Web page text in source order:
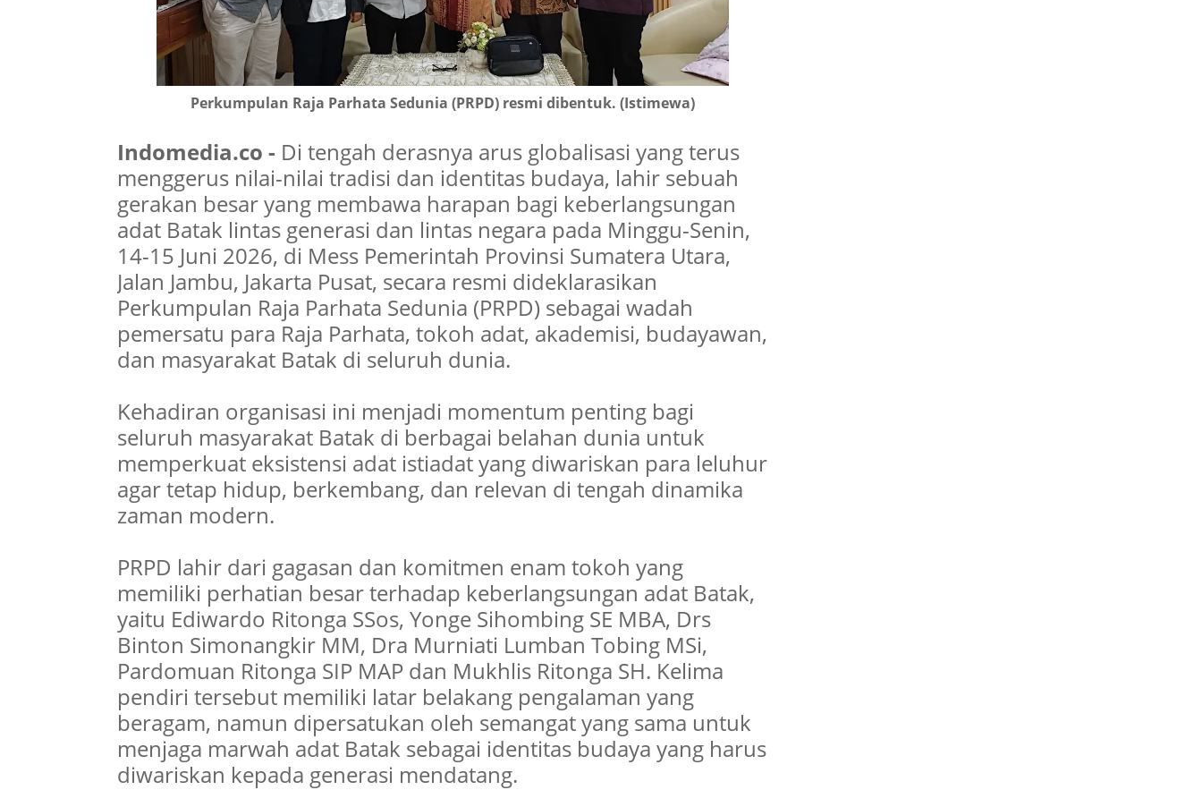
Perkumpulan Raja Parhata Sedunia (PRPD) resmi dibentuk. (Istimewa)
Indomedia.co - Di tengah derasnya arus globalisasi yang terus
menggerus nilai-nilai tradisi dan identitas budaya, lahir sebuah
gerakan besar yang membawa harapan bagi keberlangsungan
adat Batak lintas generasi dan lintas negara pada Minggu-Senin,
14-15 Juni 2026, di Mess Pemerintah Provinsi Sumatera Utara,
Jalan Jambu, Jakarta Pusat, secara resmi dideklarasikan
Perkumpulan Raja Parhata Sedunia (PRPD) sebagai wadah
pemersatu para Raja Parhata, tokoh adat, akademisi, budayawan,
dan masyarakat Batak di seluruh dunia.
Kehadiran organisasi ini menjadi momentum penting bagi
seluruh masyarakat Batak di berbagai belahan dunia untuk
memperkuat eksistensi adat istiadat yang diwariskan para leluhur
agar tetap hidup, berkembang, dan relevan di tengah dinamika
zaman modern.
PRPD lahir dari gagasan dan komitmen enam tokoh yang
memiliki perhatian besar terhadap keberlangsungan adat Batak,
yaitu Ediwardo Ritonga SSos, Yonge Sihombing SE MBA, Drs
Binton Simonangkir MM, Dra Murniati Lumban Tobing MSi,
Pardomuan Ritonga SIP MAP dan Mukhlis Ritonga SH. Kelima
pendiri tersebut memiliki latar belakang pengalaman yang
beragam, namun dipersatukan oleh semangat yang sama untuk
menjaga marwah adat Batak sebagai identitas budaya yang harus
diwariskan kepada generasi mendatang.